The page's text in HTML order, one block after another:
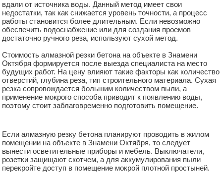
вдали от источника воды. Данный метод имеет свои
недостатки, так как снижается уровень точности, а процесс
работы становится более длительным. Если невозможно
обеспечить водоснабжение или для создания проемов
достаточно ручного реза, используют сухой метод.
Стоимость алмазной резки бетона на объекте в Знамени
Октября формируется после выезда специалиста на место
будущих работ. На цену влияют такие факторы как количество
отверстий, глубина реза, тип строительного материала. Сухая
резка сопровождается большим количеством пыли, а
применение мокрого способа приводит к появлению воды,
поэтому стоит заблаговременно подготовить помещение.
Если алмазную резку бетона планируют проводить в жилом
помещении на объекте в Знамени Октября, то следует
вынести осветительные приборы и мебель. Выключатели,
розетки защищают скотчем, а для аккумулирования пыли
перекройте доступ в помещение мокрой плотной простыней.